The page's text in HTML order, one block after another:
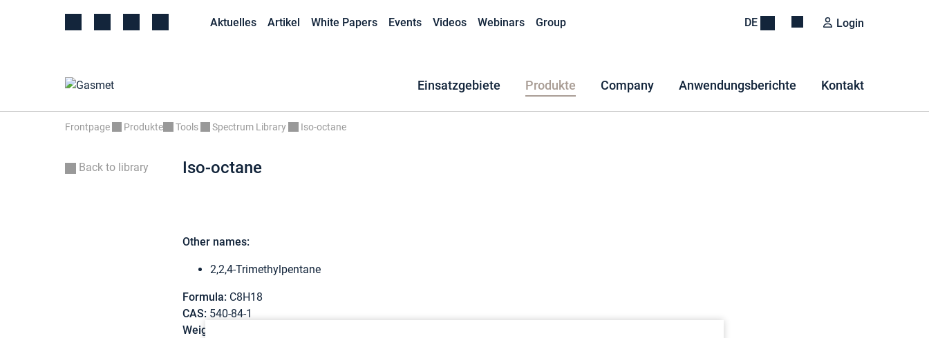
Aktuelles Artikel White Papers Events Videos Webinars Group DE Login
Einsatzgebiete Produkte Company Anwendungsberichte Kontakt
Frontpage Produkte Tools Spectrum Library Iso-octane
Back to library Iso-octane
Other names:
2,2,4-Trimethylpentane
Formula: C8H18
CAS: 540-84-1
Weight: